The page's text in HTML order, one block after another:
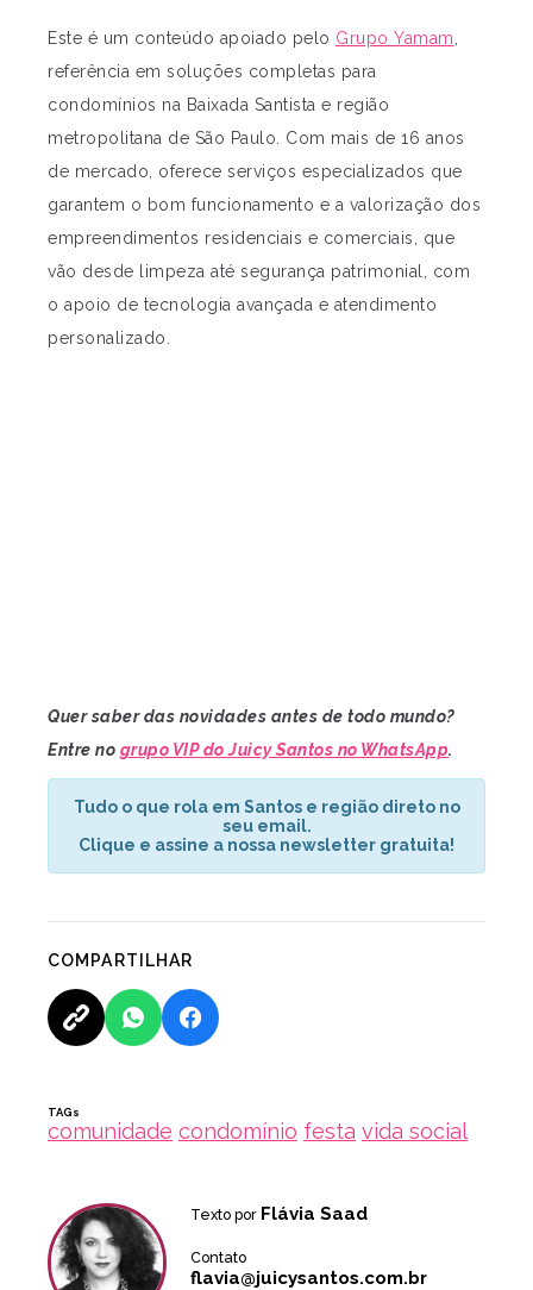
Este é um conteúdo apoiado pelo Grupo Yamam
referência em soluções completas para
condomínios na Baixada Santista e região
metropolitana de São Paulo. Com mais de 16 anos
de mercado, oferece serviços especializados que
garantem o bom funcionamento e a valorização dos
empreendimentos residenciais e comerciais, que
vão desde limpeza até segurança patrimonial, com
o apoio de tecnologia avançada e atendimento
personalizado.
Quer saber das novidades antes de todo mundo?
Entre no grupo VIP do Juicy Santos no WhatsApp.
Tudo o que rola em Santos e região direto no
seu email.
Clique e assine a nossa newsletter gratuita!
COMPARTILHAR
TAGs
comunidade condomínio festa vida social
Texto por Flávia Saad
Contato
flavia@juicysantos.com.br